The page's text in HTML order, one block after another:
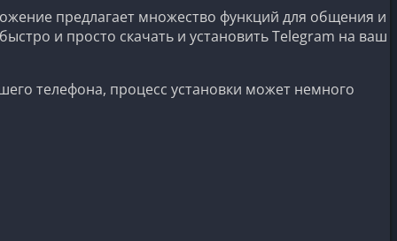
предлагает множество функций для общения и
и просто скачать и установить Telegram на ваш
телефона, процесс установки может немного